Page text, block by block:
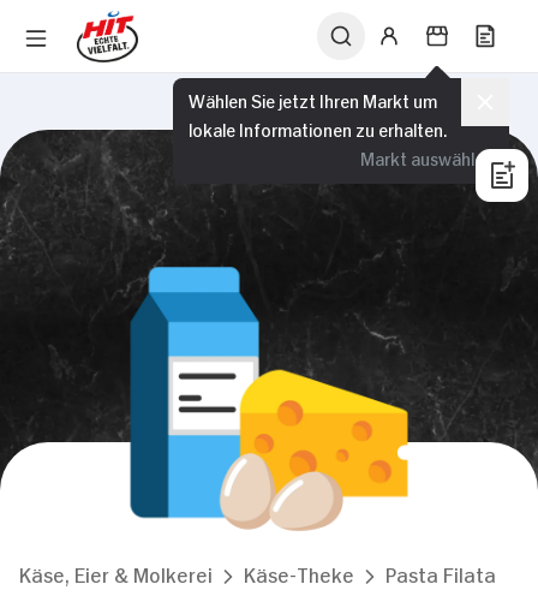
Wählen Sie jetzt Ihren Markt um
lokale Informationen zu erhalten.
Markt auswählen
Käse, Eier & Molkerei Käse-Theke Pasta Filata